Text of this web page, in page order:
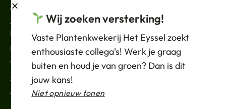
Contact
JURIDISCH
Nieuws
Privacybeleid
Verkoopvoorwaarden
Support
ABONNEREN
Wij zoeken versterking!
Vaste Plantenkwekerij Het Eyssel zoekt
enthousiaste collega's! Werk je graag
buiten en houd je van groen? Dan is dit
jouw kans!
Niet opnieuw tonen